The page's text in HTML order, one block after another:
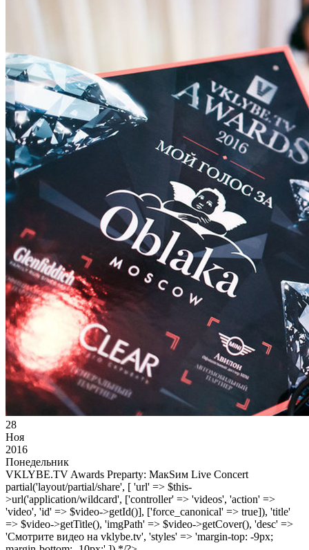
28
Ноя
2016
Понедельник
VKLYBE.TV Awards Preparty: МакSим Live Concert
partial('layout/partial/share', [ 'url' => $this-
>url('application/wildcard', ['controller' => 'videos', 'action' =>
'video', 'id' => $video->getId()], ['force_canonical' => true]), 'title'
=> $video->getTitle(), 'imgPath' => $video->getCover(), 'desc' =>
'Смотрите видео на vklybe.tv', 'styles' => 'margin-top: -9px;